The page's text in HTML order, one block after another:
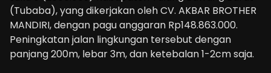
(Tubaba), yang dikerjakan oleh CV. AKBAR BROTHER
MANDIRI, dengan pagu anggaran Rp148.863.000.
Peningkatan jalan lingkungan tersebut dengan
panjang 200m, lebar 3m, dan ketebalan 1-2cm saja.